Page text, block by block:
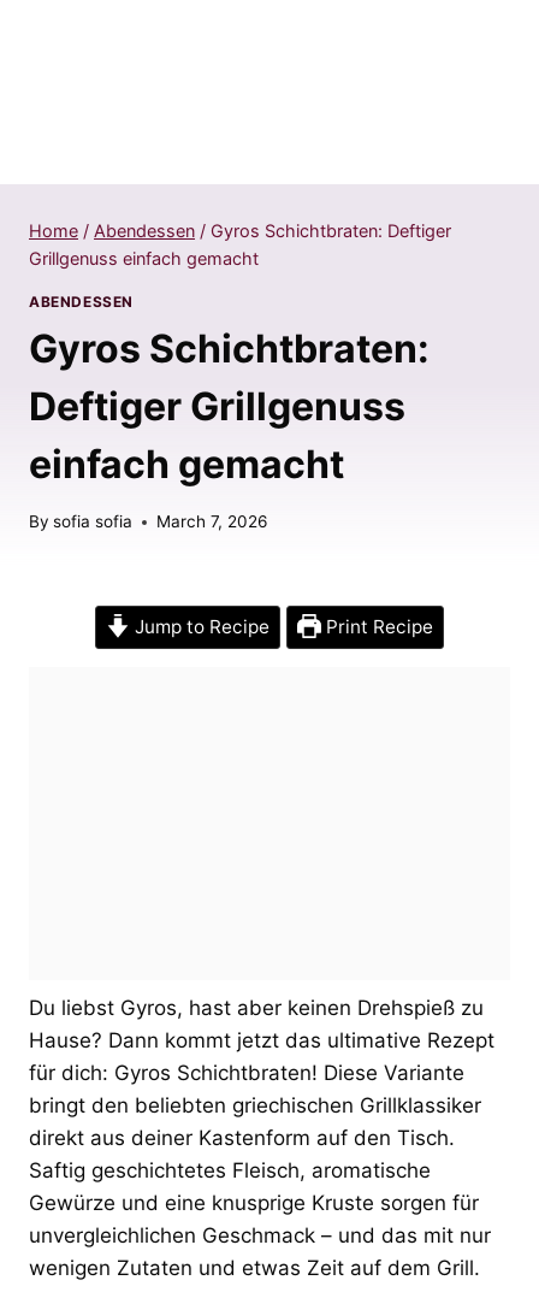
Home / Abendessen / Gyros Schichtbraten: Deftiger
Grillgenuss einfach gemacht
ABENDESSEN
Gyros Schichtbraten:
Deftiger Grillgenuss
einfach gemacht
By sofia sofia March 7, 2026
Jump to Recipe Print Recipe
Du liebst Gyros, hast aber keinen Drehspieß zu
Hause? Dann kommt jetzt das ultimative Rezept
für dich: Gyros Schichtbraten! Diese Variante
bringt den beliebten griechischen Grillklassiker
direkt aus deiner Kastenform auf den Tisch.
Saftig geschichtetes Fleisch, aromatische
Gewürze und eine knusprige Kruste sorgen für
unvergleichlichen Geschmack – und das mit nur
wenigen Zutaten und etwas Zeit auf dem Grill.